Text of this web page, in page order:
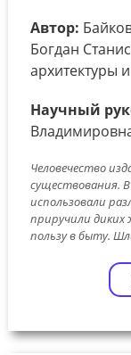
Автор:
Богдан
архитектуры
Научный
Человечество
существования.
использовали
приручили
пользу в быту.